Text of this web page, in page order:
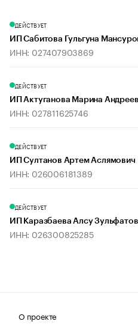
ДЕЙСТВУЕТ
ИП Сабитова Гульгуна
ИНН: 027407903869
ДЕЙСТВУЕТ
ИП Актуганова Марина
ИНН: 027811625746
ДЕЙСТВУЕТ
ИП Султанов Артем Аслямович
ИНН: 026006181389
ДЕЙСТВУЕТ
ИП Каразбаева Алсу
ИНН: 026300825285
О проекте